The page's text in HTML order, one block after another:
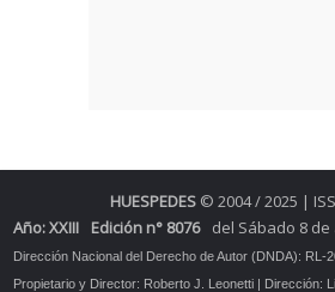
HUESPEDES © 2004 / 2025 |
Año: XXIII
Edición n° 8076 del Sábado 8
Dirección Nacional del Derecho de Autor (DNDA): RL-
Propietario y Director: Roberto J. Leonetti | Dirección: